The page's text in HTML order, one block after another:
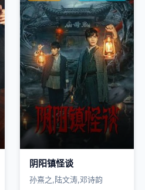
阴阳镇怪谈
孙熹之,陆文涛,邓诗韵